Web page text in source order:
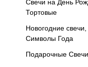
Свечи на День
Тортовые
Новогодние
Символы Года
Подарочные Свечи